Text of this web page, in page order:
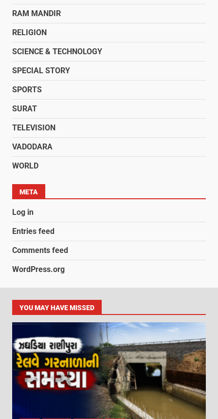
RAM MANDIR
RELIGION
SCIENCE & TECHNOLOGY
SPECIAL STORY
SPORTS
SURAT
TELEVISION
VADODARA
WORLD
META
Log in
Entries feed
Comments feed
WordPress.org
YOU MAY HAVE MISSED